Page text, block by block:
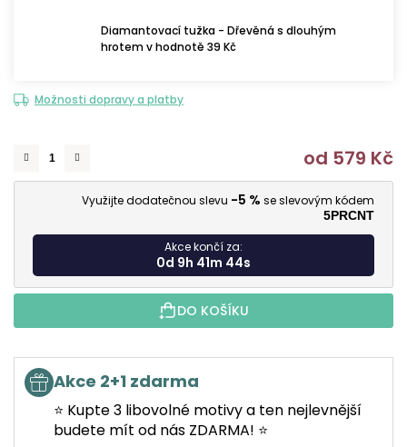
Diamantovací tužka - Dřevěná s dlouhým
hrotem v hodnotě 39 Kč
Možnosti dopravy a platby
od 579 Kč
Využijte dodatečnou slevu -5 % se slevovým kódem
5PRCNT
Akce končí za:
0d 9h 41m 42s
DO KOŠÍKU
Akce 2+1 zdarma
⭐ Kupte 3 libovolné motivy a ten nejlevnější
budete mít od nás ZDARMA! ⭐